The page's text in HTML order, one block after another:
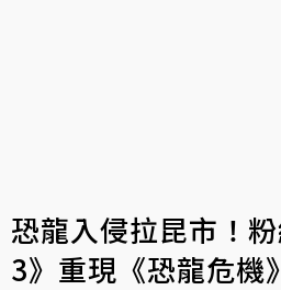
恐龍入侵拉昆市！
3》重現《恐龍危機》